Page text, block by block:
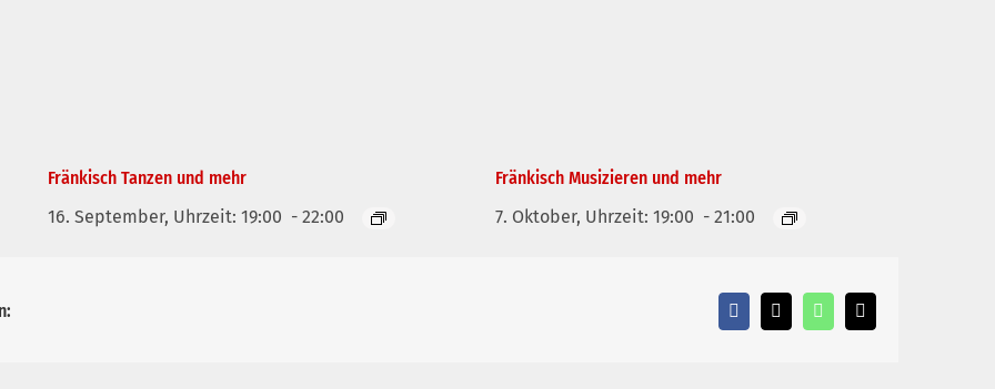
Fränkisch Tanzen und mehr
16. September, Uhrzeit: 19:00 - 22:00
Fränkisch Musizieren und mehr
7. Oktober, Uhrzeit: 19:00 -21:00
Facebook
X WhatsApp
E-
Mail